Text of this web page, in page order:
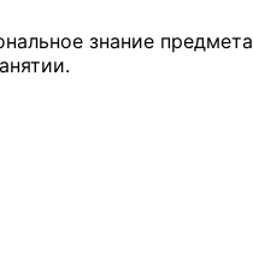
знание предмета